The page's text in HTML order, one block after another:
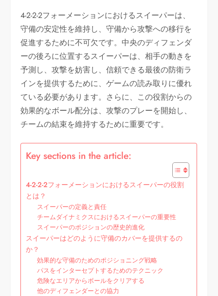
4-2-2-2フォーメーションにおけるスイーパーは、
守備の安定性を維持し、守備から攻撃への移行を
促進するために不可欠です。中央のディフェンダ
ーの後ろに位置するスイーパーは、相手の動きを
予測し、攻撃を妨害し、信頼できる最後の防衛ラ
インを提供するために、ゲームの読み取りに優れ
ている必要があります。さらに、この役割からの
効果的なボール配分は、攻撃のプレーを開始し、
チームの結束を維持するために重要です。
Key sections in the article:
4-2-2-2フォーメーションにおけるスイーパーの役割
とは？
スイーパーの定義と責任
チームダイナミクスにおけるスイーパーの重要性
スイーパーのポジションの歴史的進化
スイーパーはどのように守備のカバーを提供するの
か？
効果的な守備のためのポジショニング戦略
パスをインターセプトするためのテクニック
危険なエリアからボールをクリアする
他のディフェンダーとの協力